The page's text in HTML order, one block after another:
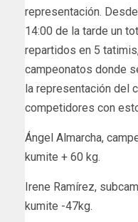
representación.
14:00 de la tarde un
repartidos en 5
campeonatos donde
la representación del
competidores con
Ángel Almarcha,
kumite + 60 kg.
Irene Ramírez,
kumite -47kg.